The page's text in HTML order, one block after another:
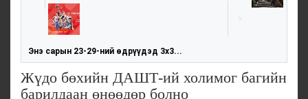
Энэ сарын 23-29-ний өдрүүдэд 3х3...
Жүдо бөхийн ДАШТ-ий холимог багийн
барилдаан өнөөдөр болно